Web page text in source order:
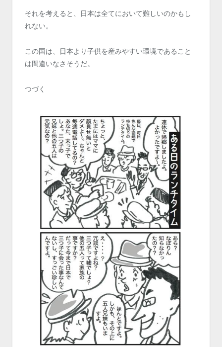
それを考えると、日本は全てにおいて難しいのかもし
れない。
この国は、日本より子供を産みやすい環境であること
は間違いなさそうだ。
つづく